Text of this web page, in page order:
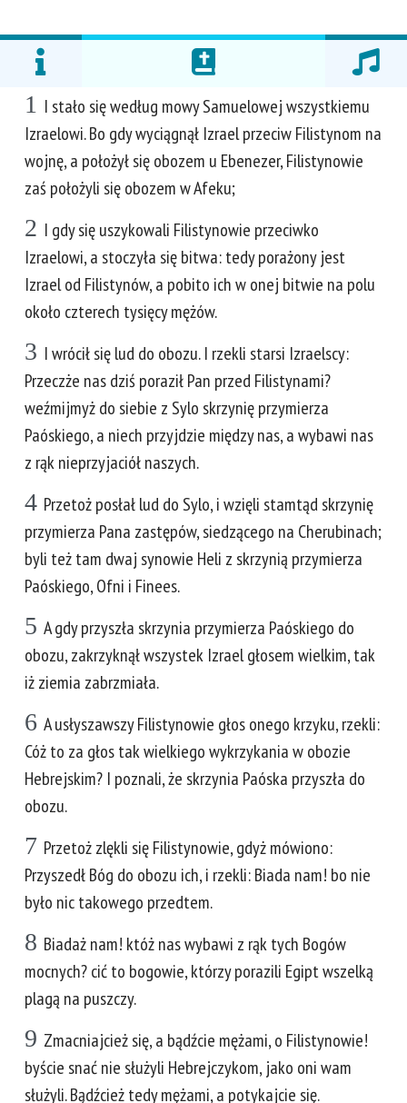
1 I stało się według mowy Samuelowej wszystkiemu
Izraelowi. Bo gdy wyciągnął Izrael przeciw Filistynom na
wojnę, a położył się obozem u Ebenezer, Filistynowie
zaś położyli się obozem w Afeku;
2 I gdy się uszykowali Filistynowie przeciwko
Izraelowi, a stoczyła się bitwa: tedy porażony jest
Izrael od Filistynów, a pobito ich w onej bitwie na polu
około czterech tysięcy mężów.
3 I wrócił się lud do obozu. I rzekli starsi Izraelscy:
Przeczże nas dziś poraził Pan przed Filistynami?
weźmijmyż do siebie z Sylo skrzynię przymierza
Paóskiego, a niech przyjdzie między nas, a wybawi nas
z rąk nieprzyjaciół naszych.
4 Przetoż posłał lud do Sylo, i wzięli stamtąd skrzynię
przymierza Pana zastępów, siedzącego na Cherubinach;
byli też tam dwaj synowie Heli z skrzynią przymierza
Paóskiego, Ofni i Finees.
5 A gdy przyszła skrzynia przymierza Paóskiego do
obozu, zakrzyknął wszystek Izrael głosem wielkim, tak
iż ziemia zabrzmiała.
6 A usłyszawszy Filistynowie głos onego krzyku, rzekli:
Cóż to za głos tak wielkiego wykrzykania w obozie
Hebrejskim? I poznali, że skrzynia Paóska przyszła do
obozu.
7 Przetoż zlękli się Filistynowie, gdyż mówiono:
Przyszedł Bóg do obozu ich, i rzekli: Biada nam! bo nie
było nic takowego przedtem.
8 Biadaż nam! któż nas wybawi z rąk tych Bogów
mocnych? cić to bogowie, którzy porazili Egipt wszelką
plagą na puszczy.
9 Zmacniajcież się, a bądźcie mężami, o Filistynowie!
byście snać nie służyli Hebrejczykom, jako oni wam
służyli. Bądźcież tedy mężami, a potykajcie się.